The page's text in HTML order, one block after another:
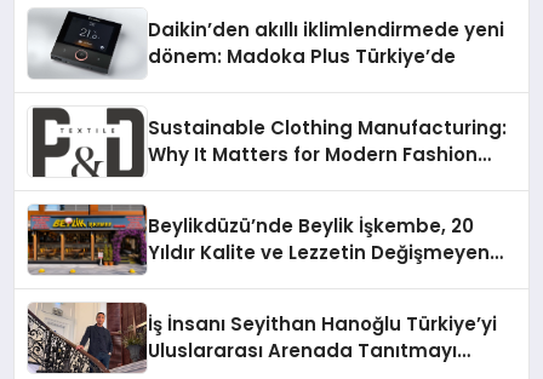
Daikin’den akıllı iklimlendirmede yeni
dönem: Madoka Plus Türkiye’de
Sustainable Clothing Manufacturing:
Why It Matters for Modern Fashion
Beylikdüzü’nde Beylik İşkembe, 20
Yıldır Kalite ve Lezzetin Değişmeyen
İş İnsanı Seyithan Hanoğlu Türkiye’yi
Uluslararası Arenada Tanıtmayı